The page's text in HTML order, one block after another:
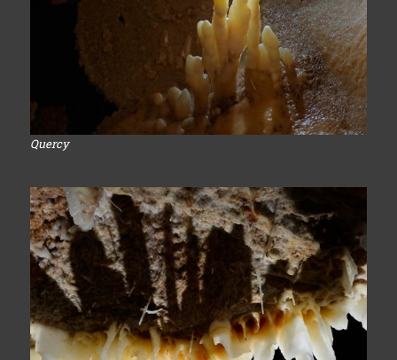
Quercy